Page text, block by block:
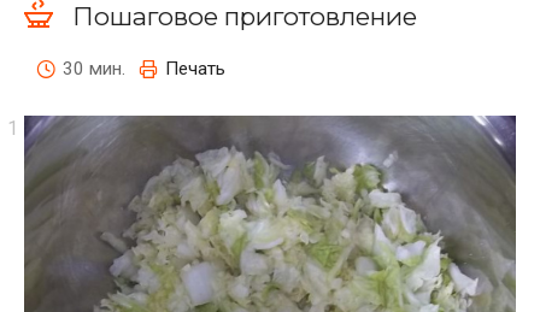
Пошаговое приготовление
30 мин. Печать